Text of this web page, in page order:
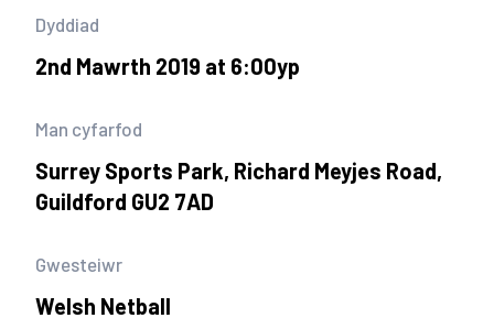
Dyddiad
2nd Mawrth 2019 at 6:00yp
Man cyfarfod
Surrey Sports Park, Richard Meyjes Road,
Guildford GU2 7AD
Gwesteiwr
Welsh Netball